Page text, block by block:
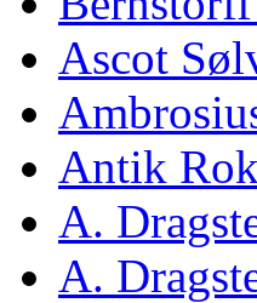
Ascot
Antik
A.
A.